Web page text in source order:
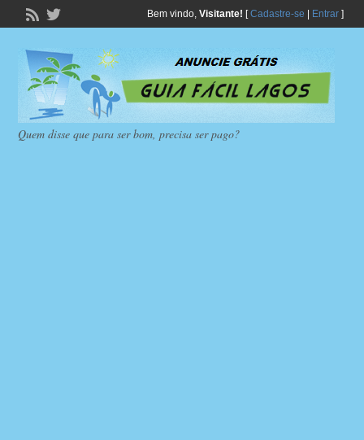
Bem vindo, Visitante! [Cadastre-se Entrar]
Quem disse que para ser bom, precisa ser pago?